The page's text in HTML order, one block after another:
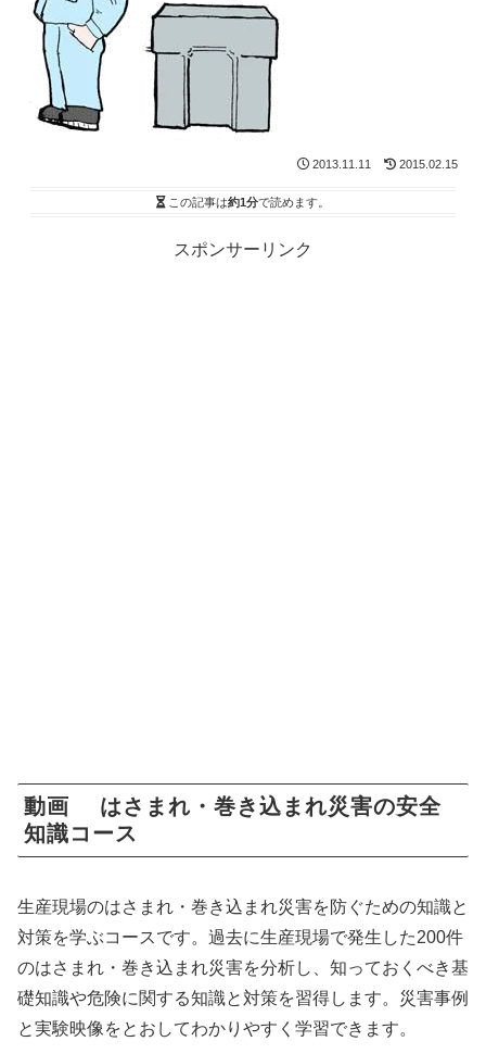
2013.11.11 2015.02.15
この記事は約1分で読めます。
スポンサーリンク
動画 はさまれ・巻き込まれ災害の安全
知識コース
生産現場のはさまれ・巻き込まれ災害を防ぐための知識と
対策を学ぶコースです。過去に­生産現場で発生した200件
のはさまれ・巻き込まれ災害を分析し、知っておくべき基
礎­知識や危険に関する知識と対策を習得します。災害事例
と実験映像をとおしてわかりやす­く学習できます。